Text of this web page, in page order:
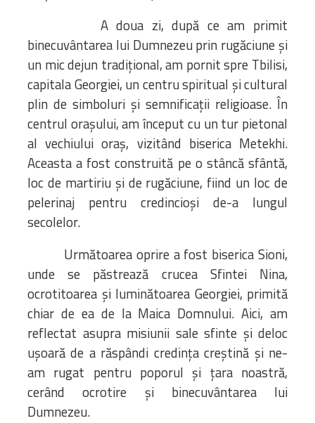
A doua zi, după ce am primit
binecuvântarea lui Dumnezeu prin rugăciune și
un mic dejun tradițional, am pornit spre Tbilisi,
capitala Georgiei, un centru spiritual și cultural
plin de simboluri și semnificații religioase. În
centrul orașului, am început cu un tur pietonal
al vechiului oraș, vizitând biserica Metekhi.
Aceasta a fost construită pe o stâncă sfântă,
loc de martiriu și de rugăciune, fiind un loc de
pelerinaj pentru credincioși de-a lungul
secolelor.
Următoarea oprire a fost biserica Sioni,
unde se păstrează crucea Sfintei Nina,
ocrotitoarea și luminătoarea Georgiei, primită
chiar de ea de la Maica Domnului. Aici, am
reflectat asupra misiunii sale sfinte și deloc
ușoară de a răspândi credința creștină și ne-
am rugat pentru poporul și țara noastră,
cerând ocrotire și binecuvântarea lui
Dumnezeu.